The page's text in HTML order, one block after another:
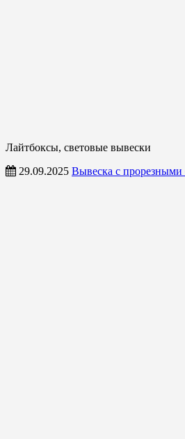
Лайтбоксы, световые вывески
29.09.2025 Вывеска с прорезными